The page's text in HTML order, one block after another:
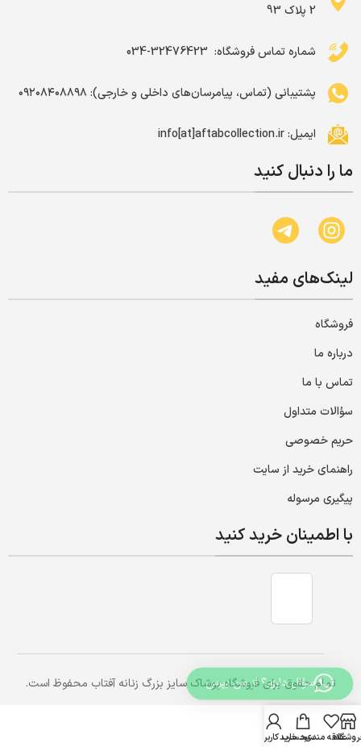
2 پلاک 93
شماره تماس فروشگاه: ‌ 32476423-034
پشتیبانی (تماس، پیامرسان‌های داخلی و خارجی): ۰۹۲۰۸۴۰۸۸۹۸
ایمیل: info[at]aftabcollection.ir
ما را دنبال کنید
لینک‌های مفید
فروشگاه
درباره ما
تماس با ما
سؤالات متداول
حریم خصوصی
راهنمای خرید از سایت
پیگیری مرسوله
با اطمینان خرید کنید
تمام حقوق برای فروشگاه پوشاک سایز بزرگ زنانه آفتاب محفوظ است.
علاقه مندیسبد خرید
حساب کاربری من
سؤال داری؟ از من بپرس